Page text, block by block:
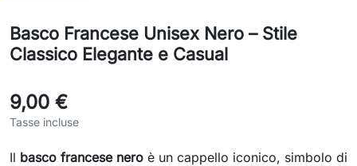
Basco Francese Unisex Nero – Stile
Classico Elegante e Casual
9,00 €
Tasse incluse
Il basco francese nero è un cappello iconico, simbolo di